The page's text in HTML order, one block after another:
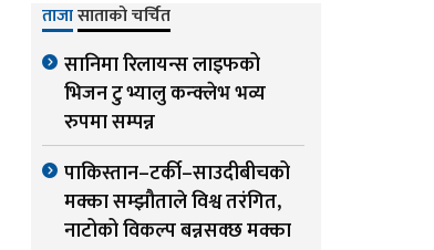
ताजासाताको चर्चित
सानिमा रिलायन्स लाइफको
भिजन टु भ्यालु कन्क्लेभ भव्य
रुपमा सम्पन्न
पाकिस्तान–टर्की–साउदीबीचको
मक्का सम्झौताले विश्व तरंगित,
नाटोको विकल्प बन्नसक्छ मक्का